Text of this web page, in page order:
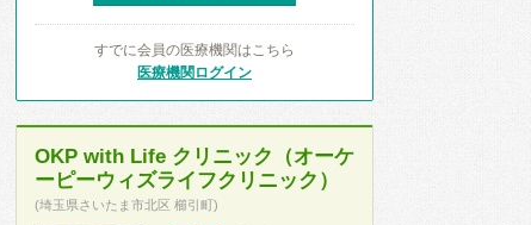
すでに会員の医療機関はこちら
医療機関ログイン
OKP with Life クリニック（オーケ
ーピーウィズライフクリニック）
(埼玉県さいたま市北区 櫛引町)